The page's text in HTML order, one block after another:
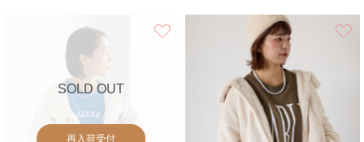
SOLD OUT
再入荷受付